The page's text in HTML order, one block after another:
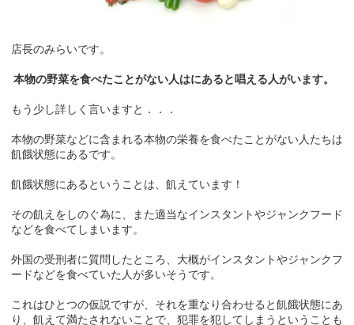
店長のみらいです。
本物の野菜を食べたことがない人はにあると唱える人がいます。
もう少し詳しく言いますと．．．
本物の野菜などに含まれる本物の栄養を食べたことがない人たちは
飢餓状態にあるです。
飢餓状態にあるということは、飢えています！
その飢えをしのぐ為に、また適当なインスタントやジャンクフード
などを食べてしまいます。
外国の受刑者に質問したところ、大概がインスタントやジャンクフ
ードなどを食べていた人が多いそうです。
これはひとつの仮説ですが、それを重なり合わせると飢餓状態にあ
り、飢えて満たされないことで、犯罪を犯してしまうということも